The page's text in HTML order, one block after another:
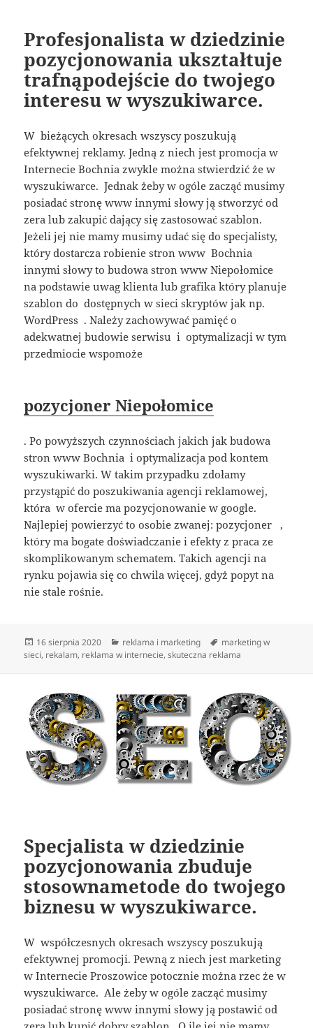
Profesjonalista w dziedzinie
pozycjonowania ukształtuje
trafnąpodejście do twojego
interesu w wyszukiwarce.
W bieżących okresach wszyscy poszukują
efektywnej reklamy. Jedną z niech jest promocja w
Internecie Bochnia zwykle można stwierdzić że w
wyszukiwarce. Jednak żeby w ogóle zacząć musimy
posiadać stronę www innymi słowy ją stworzyć od
zera lub zakupić dający się zastosować szablon.
Jeżeli jej nie mamy musimy udać się do specjalisty,
który dostarcza robienie stron www Bochnia
innymi słowy to budowa stron www Niepołomice
na podstawie uwag klienta lub grafika który planuje
szablon do dostępnych w sieci skryptów jak np.
WordPress . Należy zachowywać pamięć o
adekwatnej budowie serwisu i optymalizacji w tym
przedmiocie wspomoże
pozycjoner Niepołomice
. Po powyższych czynnościach jakich jak budowa
stron www Bochnia i optymalizacja pod kontem
wyszukiwarki. W takim przypadku zdołamy
przystąpić do poszukiwania agencji reklamowej,
która w ofercie ma pozycjonowanie w google.
Najlepiej powierzyć to osobie zwanej: pozycjoner ,
który ma bogate doświadczanie i efekty z praca ze
skomplikowanym schematem. Takich agencji na
rynku pojawia się co chwila więcej, gdyż popyt na
nie stale rośnie.
Data
publikacji
16 sierpnia 2020 Kategorie
reklama i marketing Tagi
marketing w
sieci, rekalam, reklama w internecie,skuteczna reklama
Specjalista w dziedzinie
pozycjonowania zbuduje
stosownametode do twojego
biznesu w wyszukiwarce.
W współczesnych okresach wszyscy poszukują
efektywnej promocji. Pewną z niech jest marketing
w Internecie Proszowice potocznie można rzec że w
wyszukiwarce. Ale żeby w ogóle zacząć musimy
posiadać stronę www innymi słowy ją postawić od